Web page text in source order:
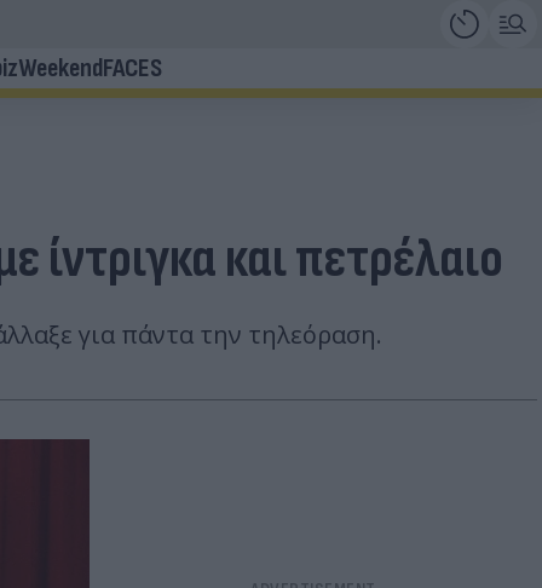
WeekendFACES
ίντριγκα και πετρέλαιο
για πάντα την τηλεόραση.